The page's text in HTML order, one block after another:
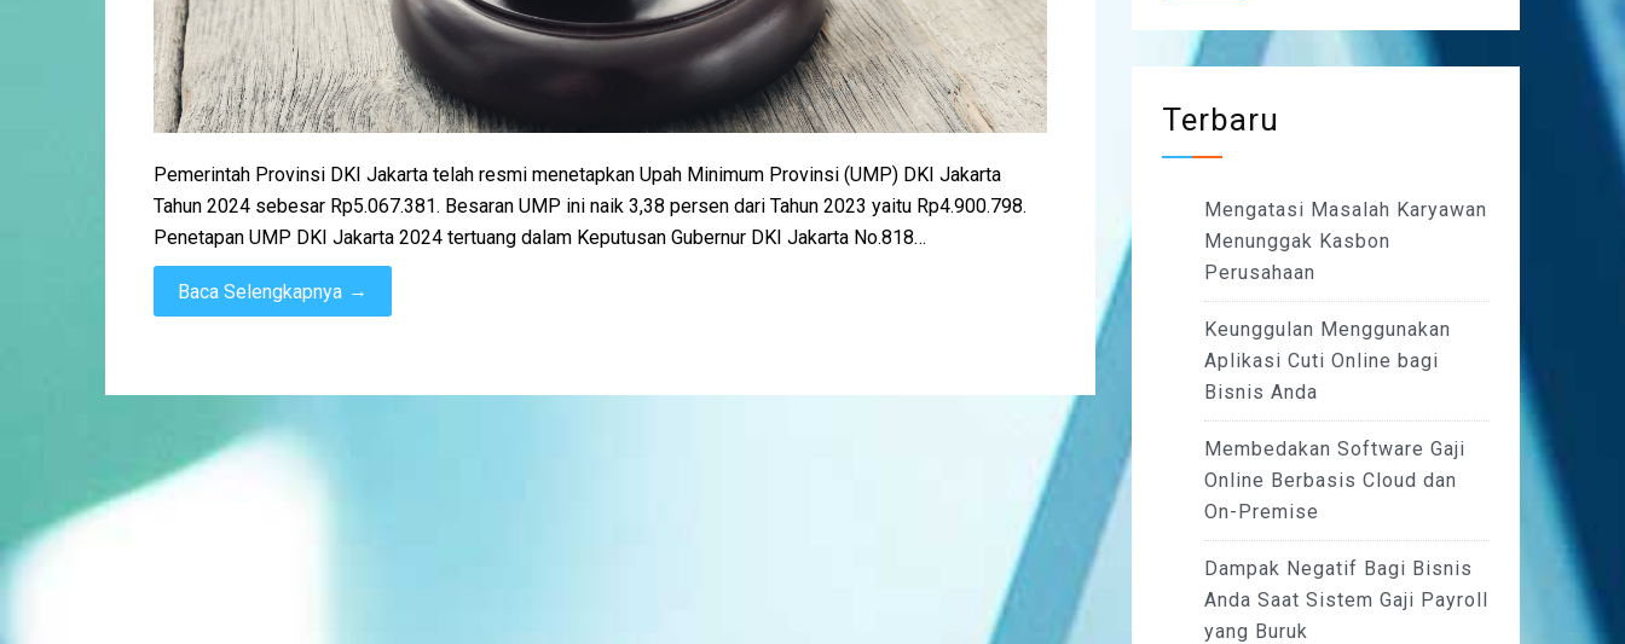
Pemerintah Provinsi DKI Jakarta telah resmi menetapkan Upah Minimum Provinsi (UMP) DKI Jakarta
Tahun 2024 sebesar Rp5.067.381. Besaran UMP ini naik 3,38 persen dari Tahun 2023 yaitu Rp4.900.798.
Penetapan UMP DKI Jakarta 2024 tertuang dalam Keputusan Gubernur DKI Jakarta No.818…
Baca Selengkapnya →
Terbaru
Mengatasi Masalah Karyawan
Menunggak Kasbon
Perusahaan
Keunggulan Menggunakan
Aplikasi Cuti Online bagi
Bisnis Anda
Membedakan Software Gaji
Online Berbasis Cloud dan
On-Premise
Dampak Negatif Bagi Bisnis
Anda Saat Sistem Gaji Payroll
yang Buruk